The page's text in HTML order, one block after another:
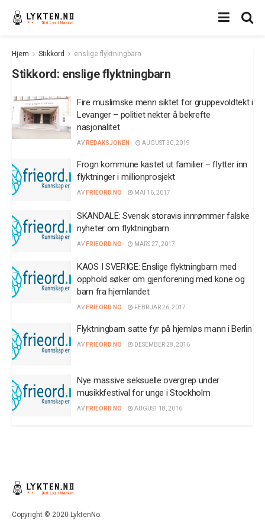
Hjem Stikkord enslige flyktningbarn
Stikkord: enslige flyktningbarn
Fire muslimske menn siktet for gruppevoldtekt i
Levanger – politiet nekter å bekrefte
nasjonalitet
AV REDAKSJONEN AUGUST 30, 2019
Frogn kommune kastet ut familier – flytter inn
flyktninger i millionprosjekt
AV FRIEORD.NO MAI 16, 2017
SKANDALE: Svensk storavis innrømmer falske
nyheter om flyktningbarn
AV FRIEORD.NO MARS 27, 2017
KAOS I SVERIGE: Enslige flyktningbarn med
opphold søker om gjenforening med kone og
barn fra hjemlandet
AV FRIEORD.NO FEBRUAR 26, 2017
Flyktningbarn satte fyr på hjemløs mann i Berlin
AV FRIEORD.NO DESEMBER 28, 2016
Nye massive seksuelle overgrep under
musikkfestival for unge i Stockholm
AV FRIEORD.NO AUGUST 18, 2016
Copyright © 2020 LyktenNo.